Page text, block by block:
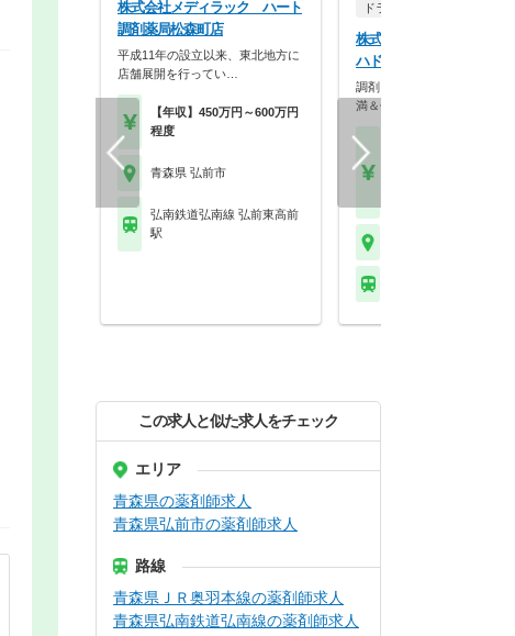
株式会社メディラック ハート
調剤薬局松森町店
平成11年の設立以来、東北地方に
店舗展開を行ってい…
【年収】450万円～600万円
程度
青森県 弘前市
弘南鉄道弘南線 弘前東高前
駅
ドラッグストア（調剤併設
株式会社ツルハ 調剤薬
ハドラッグ 弘前外崎店
調剤＋OTCで成長！残業10
満＆休暇充実の大…
この求人と似た求人をチェック
エリア
青森県の薬剤師求人
青森県弘前市の薬剤師求人
路線
青森県ＪＲ奥羽本線の薬剤師求人
青森県弘南鉄道弘南線の薬剤師求人